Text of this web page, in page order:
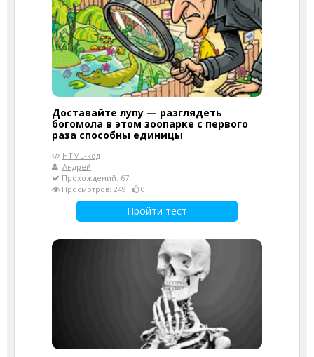
Доставайте лупу — разглядеть
богомола в этом зоопарке с первого
раза способны единицы
HTML-код
Андрей
Прохождений: 67
Просмотров: 249
0
Пройти тест